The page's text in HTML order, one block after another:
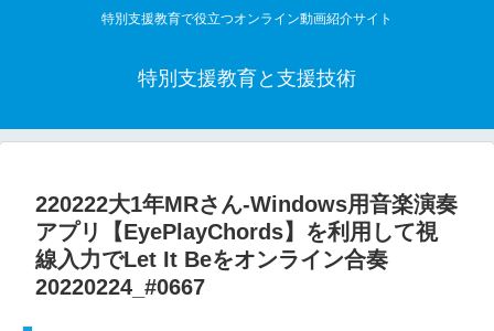
特別支援教育で役立つオンライン動画紹介サイト
特別支援教育と支援技術
220222大1年MRさん-Windows用音楽演奏
アプリ【EyePlayChords】を利用して視
線入力でLet It Beをオンライン合奏
20220224_#0667